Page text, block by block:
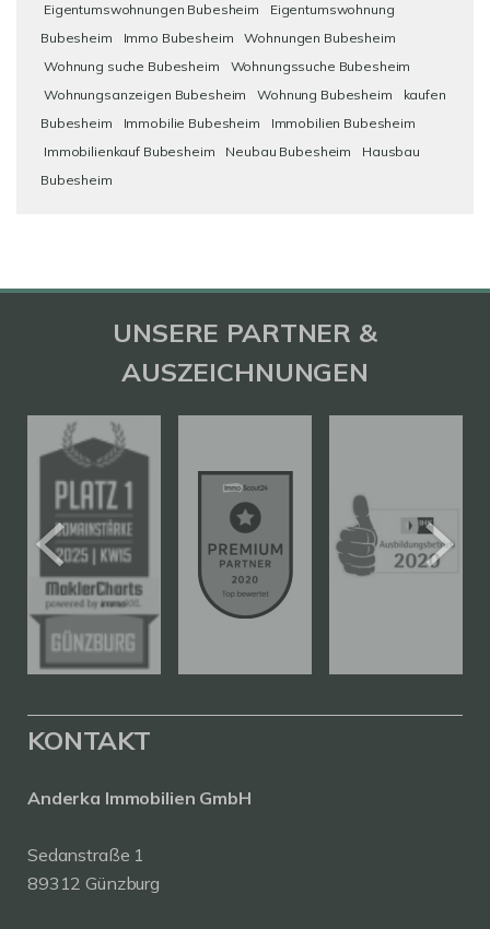
Eigentumswohnungen Bubesheim
Eigentumswohnung
Bubesheim
Immo Bubesheim
Wohnungen Bubesheim
Wohnung suche Bubesheim
Wohnungssuche Bubesheim
Wohnungsanzeigen Bubesheim
Wohnung Bubesheim
kaufen
Bubesheim
Immobilie Bubesheim
Immobilien Bubesheim
Immobilienkauf Bubesheim
Neubau Bubesheim
Hausbau
Bubesheim
UNSERE PARTNER &
AUSZEICHNUNGEN
KONTAKT
Anderka Immobilien GmbH
Sedanstraße 1
89312 Günzburg